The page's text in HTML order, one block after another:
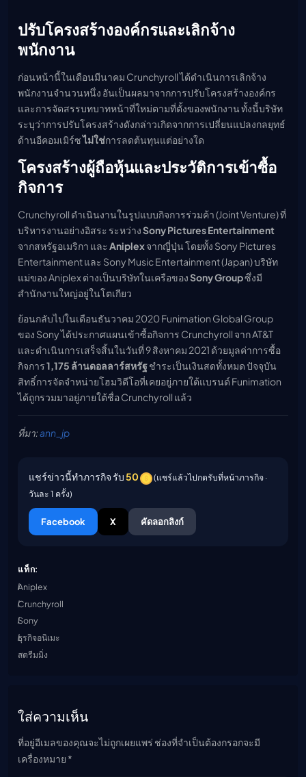
ปรับโครงสร้างองค์กรและเลิกจ้าง
พนักงาน
ก่อนหน้านี้ในเดือนมีนาคม Crunchyroll ได้ดำเนินการเลิกจ้าง
พนักงานจำนวนหนึ่ง อันเป็นผลมาจากการปรับโครงสร้างองค์กร
และการจัดสรรบทบาทหน้าที่ใหม่ตามที่ตั้งของพนักงาน ทั้งนี้บริษัท
ระบุว่าการปรับโครงสร้างดังกล่าวเกิดจากการเปลี่ยนแปลงกลยุทธ์
ด้านอีคอมเมิร์ซไม่ใช่การลดต้นทุนแต่อย่างใด
โครงสร้างผู้ถือหุ้นและประวัติการเข้าซื้อ
กิจการ
Crunchyroll ดำเนินงานในรูปแบบกิจการร่วมค้า (Joint Venture) ที่
บริหารงานอย่างอิสระ ระหว่างSony Pictures Entertainment
จากสหรัฐอเมริกา และ Aniplexจากญี่ปุ่น โดยทั้ง Sony Pictures
Entertainment และ Sony Music Entertainment (Japan) บริษัท
แม่ของ Aniplex ต่างเป็นบริษัทในเครือของSony Groupซึ่งมี
สำนักงานใหญ่อยู่ในโตเกียว
ย้อนกลับไปในเดือนธันวาคม 2020 Funimation Global Group
ของ Sony ได้ประกาศแผนเข้าซื้อกิจการ Crunchyroll จาก AT&T
และดำเนินการเสร็จสิ้นในวันที่ 9 สิงหาคม 2021 ด้วยมูลค่าการซื้อ
กิจการ1,175 ล้านดอลลาร์สหรัฐชำระเป็นเงินสดทั้งหมด ปัจจุบัน
สิทธิ์การจัดจำหน่ายโฮมวิดีโอที่เคยอยู่ภายใต้แบรนด์ Funimation
ได้ถูกรวมมาอยู่ภายใต้ชื่อ Crunchyroll แล้ว
ที่มา:ann_jp
แชร์ข่าวนี้ทำภารกิจ รับ50
(แชร์แล้วไปกดรับที่หน้าภารกิจ ·
วันละ 1 ครั้ง)
Facebook X คัดลอกลิงก์
แท็ก:
Aniplex
Crunchyroll
Sony
ธุรกิจอนิเมะ
สตรีมมิ่ง
ใส่ความเห็น
ที่อยู่อีเมลของคุณจะไม่ถูกเผยแพร่ ช่องที่จำเป็นต้องกรอกจะมี
เครื่องหมาย *